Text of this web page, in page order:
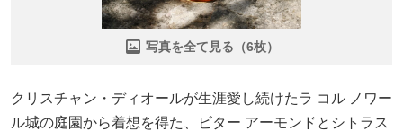
写真を全て見る（6枚）
クリスチャン・ディオールが生涯愛し続けたラ コル ノワー
ル城の庭園から着想を得た、ビター アーモンドとシトラス